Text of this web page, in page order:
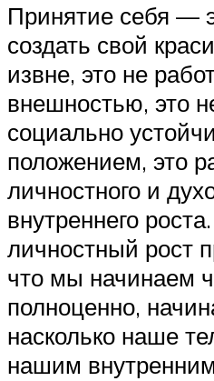
Принятие себя —
создать свой
извне, это не
внешностью, это
социально
положением, это
личностного и
внутреннего
личностный рост
что мы начинаем
полноценно,
насколько наше
нашим